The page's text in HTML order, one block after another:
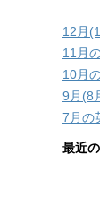
12月
11月
10月
9月(8
7月の
最近